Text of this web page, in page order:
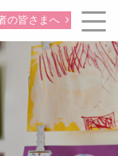
の皆さまへ